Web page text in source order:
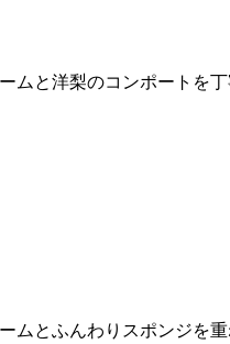
ムと洋梨のコンポートを
ムとふんわりスポンジを